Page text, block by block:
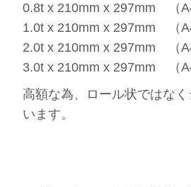
0.8t x 210mm x 297mm （
1.0t x 210mm x 297mm （
2.0t x 210mm x 297mm （
3.0t x 210mm x 297mm （
高額な為、ロール状ではな
います。